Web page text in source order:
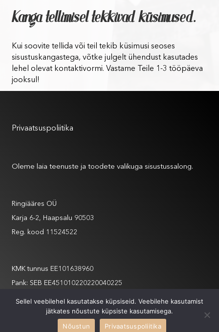
Kanga tellimisel tekkivad küsimused.
Kui soovite tellida või teil tekib küsimusi seoses
sisustuskangastega, võtke julgelt ühendust kasutades
lehel olevat kontaktivormi. Vastame Teile 1-3 tööpäeva
jooksul!
Privaatsuspoliitika
Oleme laia teenuste ja toodete valikuga sisustussalong.
Ringiääres OÜ
Karja 6-2, Haapsalu 90503
Reg. kood 11524522
KMK tunnus EE101638960
Pank: SEB EE451010220220040225
+372 508 6565
XYSUM
Sellel veebilehel kasutatakse küpsiseid. Veebilehe kasutamist
jätkates nõustute küpsiste kasutamisega.
Nõustun
Privaatsuspoliitika